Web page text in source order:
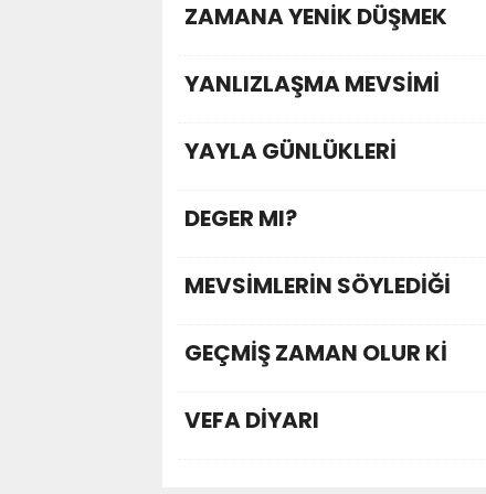
ZAMANA YENİK DÜŞMEK
YANLIZLAŞMA MEVSİMİ
YAYLA GÜNLÜKLERİ
DEGER MI?
MEVSİMLERİN SÖYLEDİĞİ
GEÇMİŞ ZAMAN OLUR Kİ
VEFA DİYARI